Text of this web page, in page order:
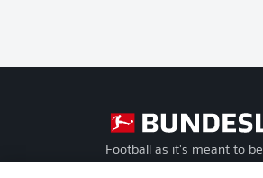
Football as it's meant to be